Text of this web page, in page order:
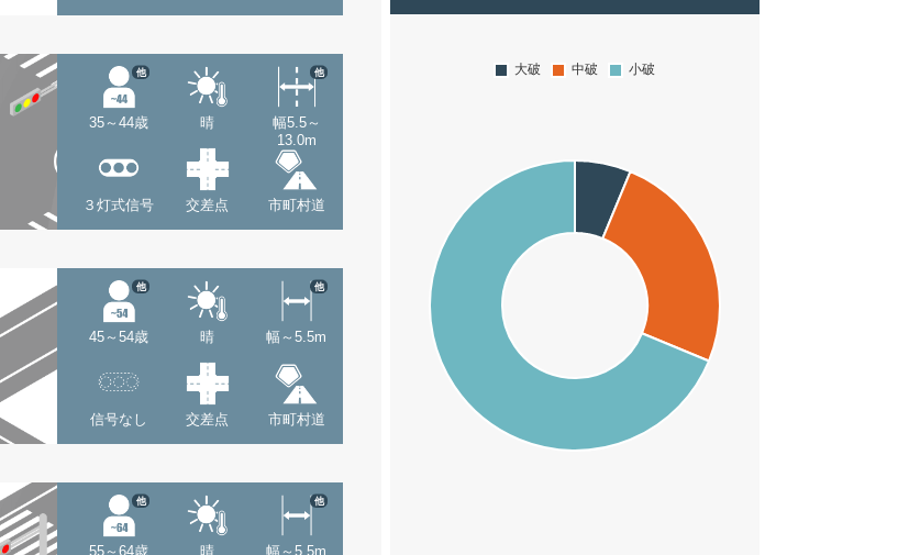
35～44歳
他
晴
幅5.5～
13.0m
他
３灯式信号 交差点 市町村道
45～54歳
他
晴 幅～5.5m
他
信号なし 交差点 市町村道
55～64歳
他
晴 幅～5.5m
他